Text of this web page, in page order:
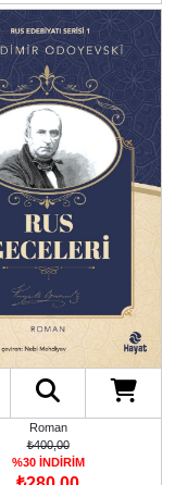
Roman
₺400,00
%30 İNDİRİM